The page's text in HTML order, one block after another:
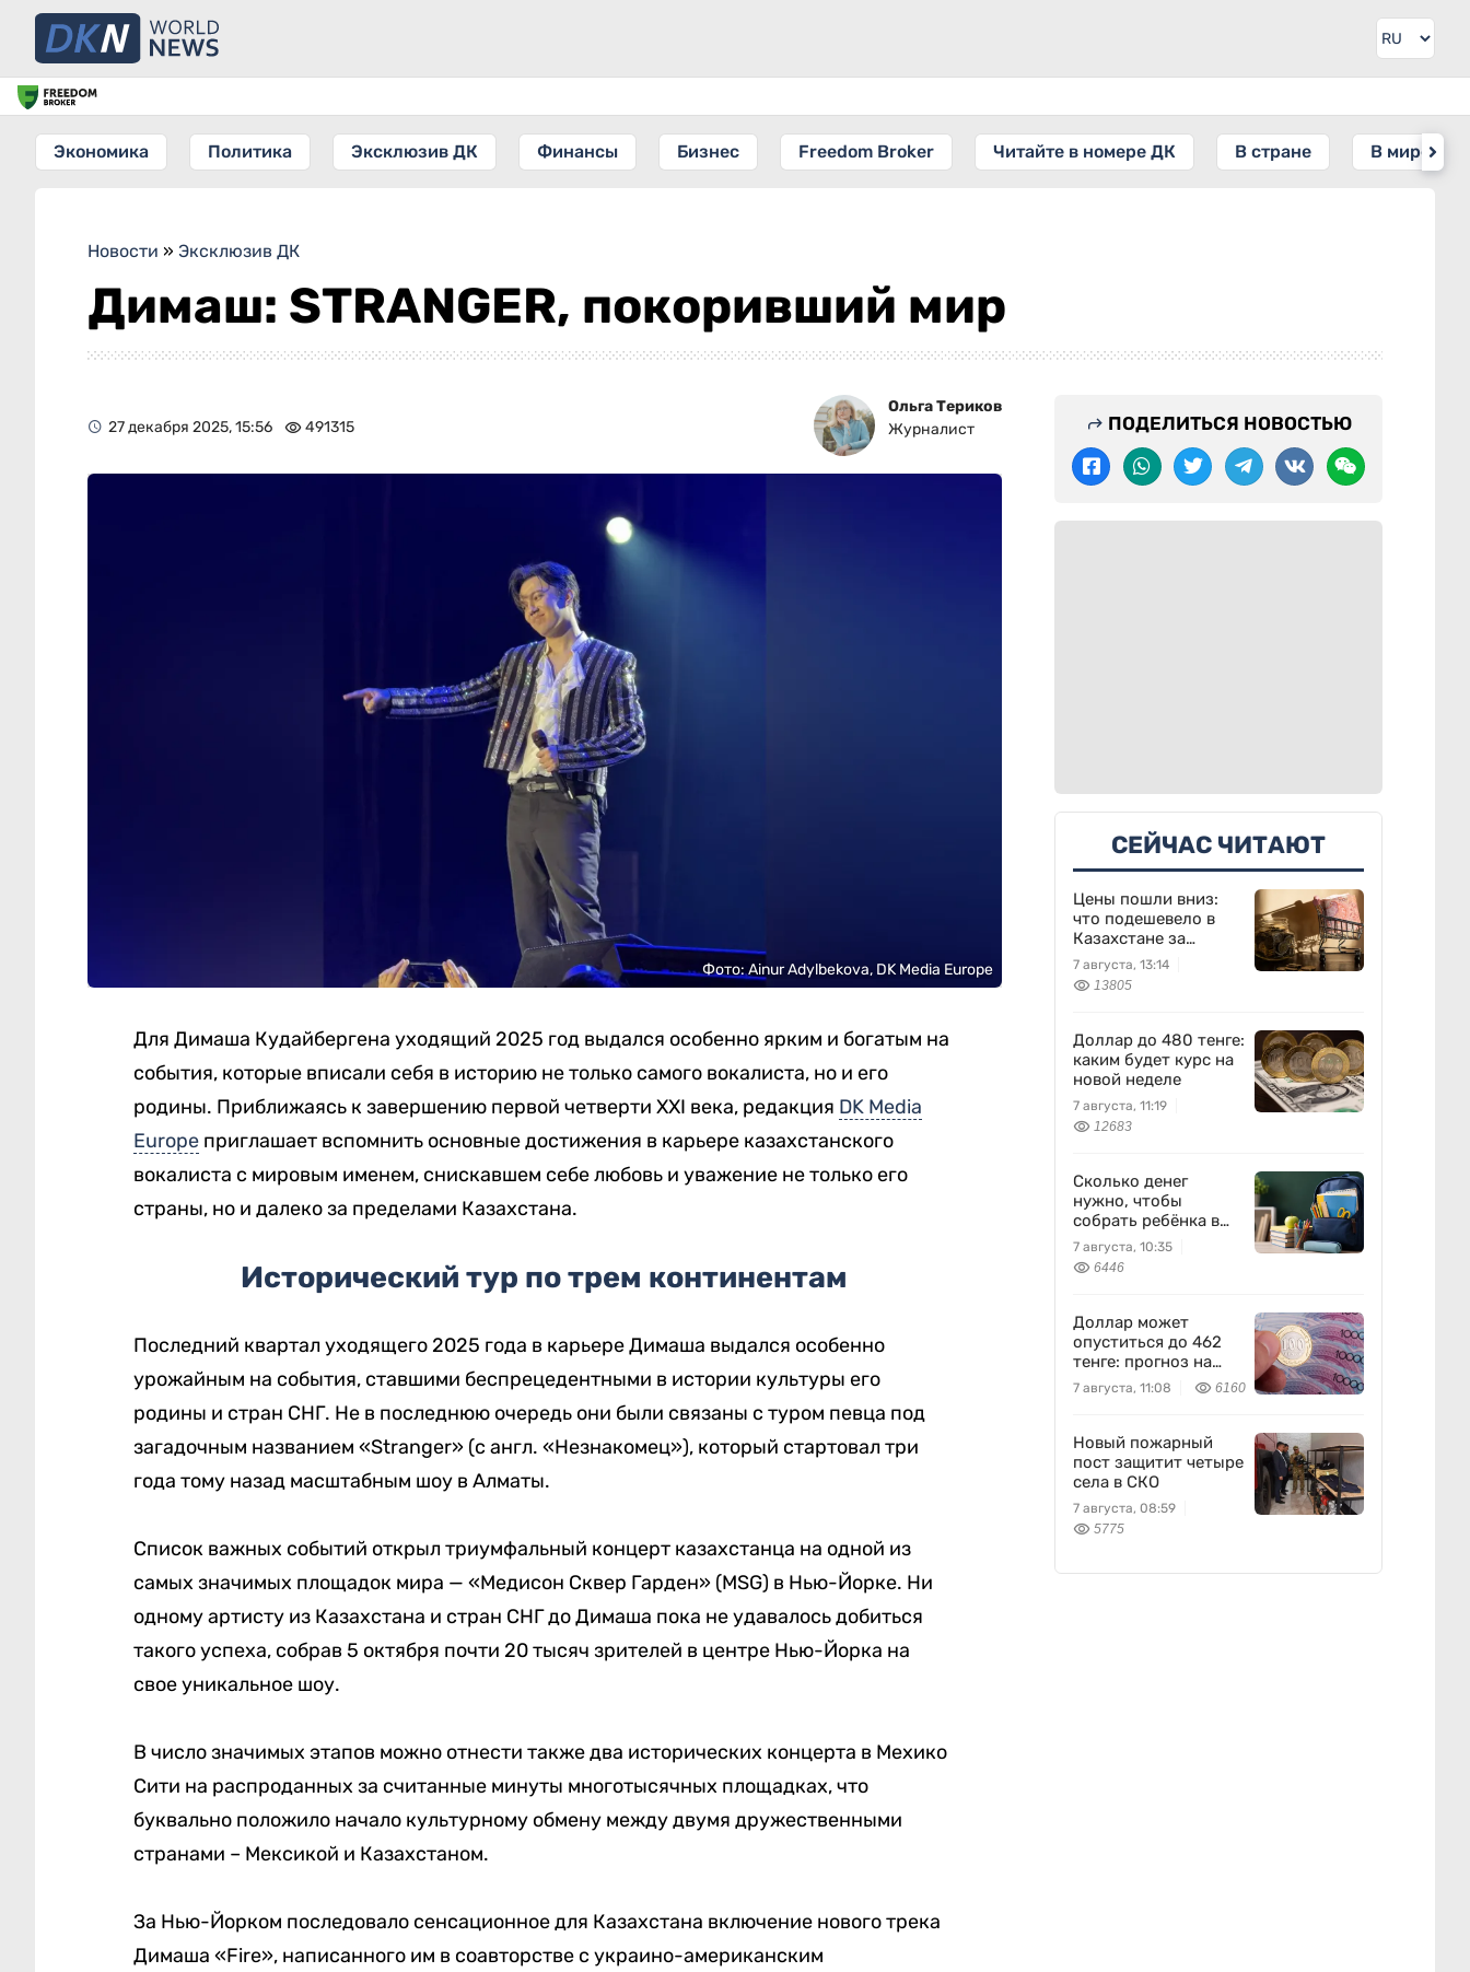
Экономика Политика Эксклюзив ДК Финансы Бизнес Freedom Broker Читайте в номере ДК В стране В мире
Новости » Эксклюзив ДК
Димаш: STRANGER, покоривший мир
27 декабря 2025, 15:56 491315
Ольга Териков
Журналист
Фото: Ainur Adylbekova, DK Media Europe
Для Димаша Кудайбергена уходящий 2025 год выдался особенно ярким и богатым на
события, которые вписали себя в историю не только самого вокалиста, но и его
родины. Приближаясь к завершению первой четверти XXI века, редакция DK Media
Europeприглашает вспомнить основные достижения в карьере казахстанского
вокалиста с мировым именем, снискавшем себе любовь и уважение не только его
страны, но и далеко за пределами Казахстана.
Исторический тур по трем континентам
Последний квартал уходящего 2025 года в карьере Димаша выдался особенно
урожайным на события, ставшими беспрецедентными в истории культуры его
родины и стран СНГ. Не в последнюю очередь они были связаны с туром певца под
загадочным названием «Stranger» (с англ. «Незнакомец»), который стартовал три
года тому назад масштабным шоу в Алматы.
Список важных событий открыл триумфальный концерт казахстанца на одной из
самых значимых площадок мира — «Медисон Сквер Гарден» (MSG) в Нью-Йорке. Ни
одному артисту из Казахстана и стран СНГ до Димаша пока не удавалось добиться
такого успеха, собрав 5 октября почти 20 тысяч зрителей в центре Нью-Йорка на
свое уникальное шоу.
В число значимых этапов можно отнести также два исторических концерта в Мехико
Сити на распроданных за считанные минуты многотысячных площадках, что
буквально положило начало культурному обмену между двумя дружественными
странами – Мексикой и Казахстаном.
За Нью-Йорком последовало сенсационное для Казахстана включение нового трека
Димаша «Fire», написанного им в соавторстве с украино-американским
ПОДЕЛИТЬСЯ НОВОСТЬЮ
СЕЙЧАС ЧИТАЮТ
Цены пошли вниз:
что подешевело в
Казахстане за
неделю
7 августа, 13:14
13805
Доллар до 480 тенге:
каким будет курс на
новой неделе
7 августа, 11:19
12683
Сколько денег
нужно, чтобы
собрать ребёнка в
школу?
7 августа, 10:35
6446
Доллар может
опуститься до 462
тенге: прогноз на
пятницу
7 августа, 11:08 6160
Новый пожарный
пост защитит четыре
села в СКО
7 августа, 08:59
5775